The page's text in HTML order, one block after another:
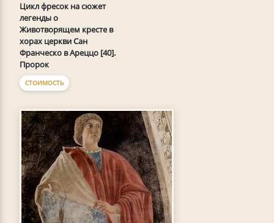
Цикл фресок на сюжет
легенды о
Животворящем кресте в
хорах церкви Сан
Франческо в Ареццо [40].
Пророк
СТОИМОСТЬ